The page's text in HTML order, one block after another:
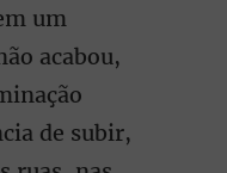
um
acabou,
de subir,